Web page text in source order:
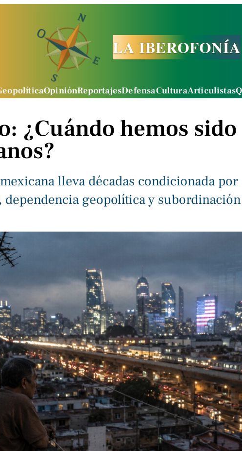
LA IBEROFONÍA
OpiniónReportajesDefensaCulturaArticulistas
¿Cuándo hemos sido
lleva décadas condicionada
dependencia geopolítica y